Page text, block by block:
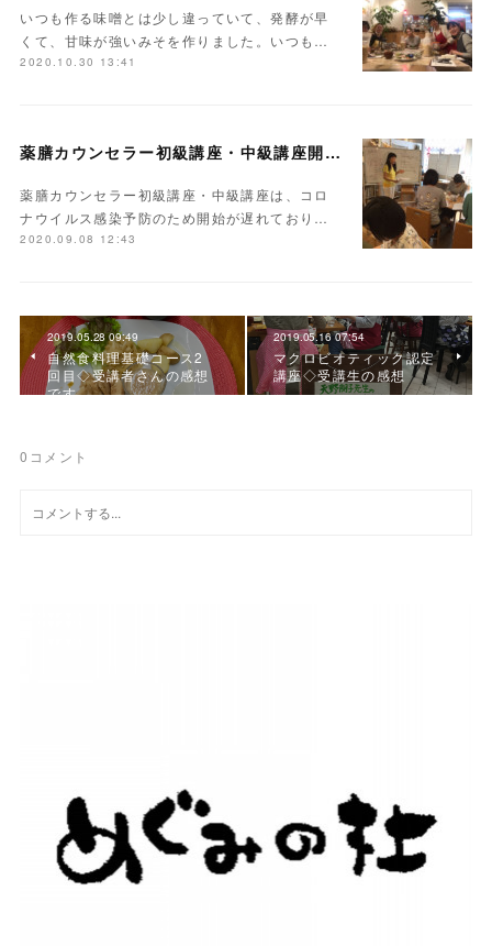
いつも作る味噌とは少し違っていて、発酵が早
くて、甘味が強いみそを作りました。いつも…
2020.10.30 13:41
薬膳カウンセラー初級講座・中級講座開講しました
薬膳カウンセラー初級講座・中級講座は、コロ
ナウイルス感染予防のため開始が遅れており…
2020.09.08 12:43
2019.05.28 09:49
自然食料理基礎コース2
回目◇受講者さんの感想
です。
2019.05.16 07:54
マクロビオティック認定
講座◇受講生の感想
0 コメント